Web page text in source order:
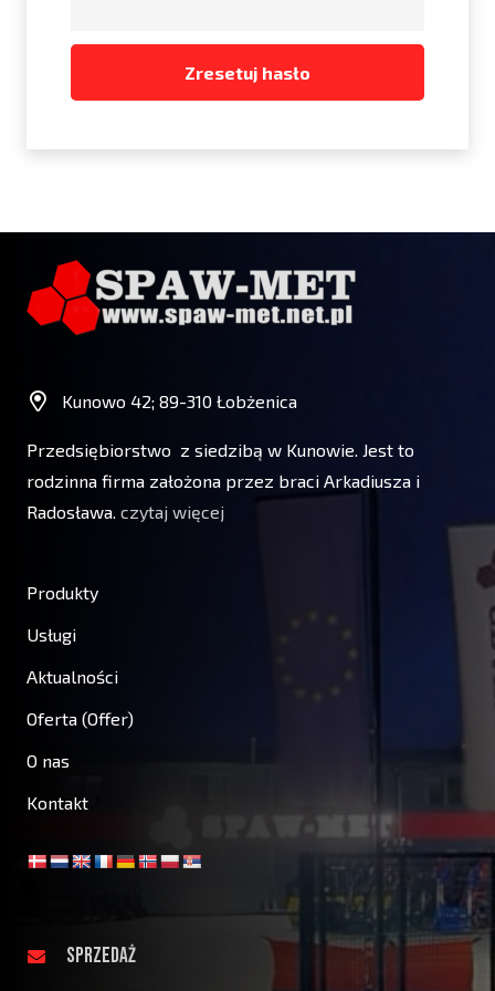
Zresetuj hasło
Kunowo 42; 89-310 Łobżenica
Przedsiębiorstwo z siedzibą w Kunowie. Jest to
rodzinna firma założona przez braci Arkadiusza i
Radosława. czytaj więcej
Produkty
Usługi
Aktualności
Oferta (Offer)
O nas
Kontakt
SPRZEDAŻ